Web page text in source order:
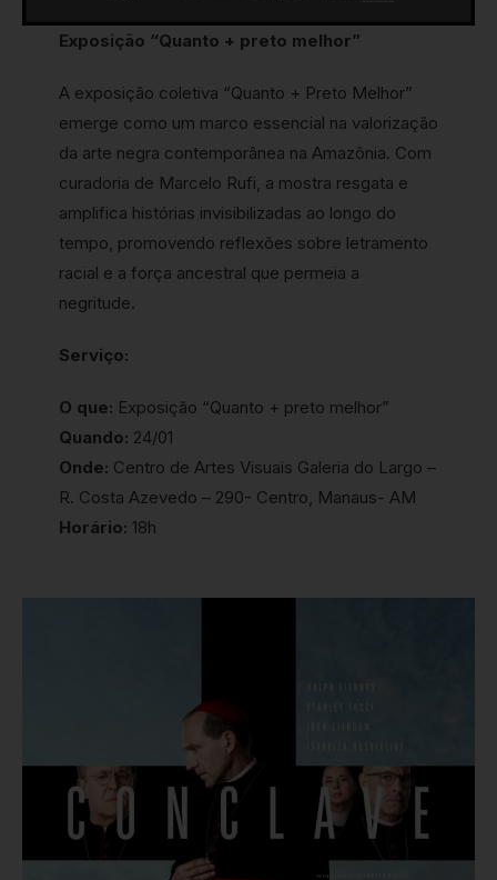
Exposição “Quanto + preto melhor”
A exposição coletiva “Quanto + Preto Melhor”
emerge como um marco essencial na valorização
da arte negra contemporânea na Amazônia. Com
curadoria de Marcelo Rufi, a mostra resgata e
amplifica histórias invisibilizadas ao longo do
tempo, promovendo reflexões sobre letramento
racial e a força ancestral que permeia a
negritude.
Serviço:
O que: Exposição “Quanto + preto melhor”
Quando: 24/01
Onde: Centro de Artes Visuais Galeria do Largo –
R. Costa Azevedo – 290- Centro, Manaus- AM
Horário: 18h